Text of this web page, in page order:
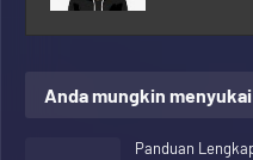
Anda mungkin
Panduan